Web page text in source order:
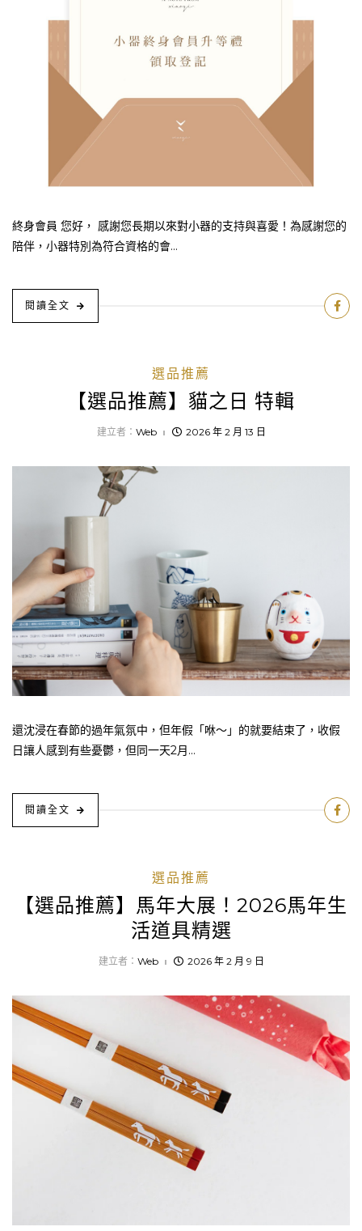
終身會員 您好， 感謝您長期以來對小器的支持與喜愛！為感謝您的
陪伴，小器特別為符合資格的會...
閱讀全文
選品推薦
【選品推薦】貓之日 特輯
建立者： Web 2026 年 2 月 13 日
還沈浸在春節的過年氣氛中，但年假「咻～」的就要結束了，收假
日讓人感到有些憂鬱，但同一天2月...
閱讀全文
選品推薦
【選品推薦】馬年大展！2026馬年生
活道具精選
建立者： Web 2026 年 2 月 9 日